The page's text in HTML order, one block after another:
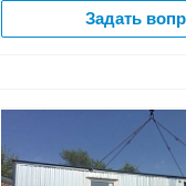
Задать